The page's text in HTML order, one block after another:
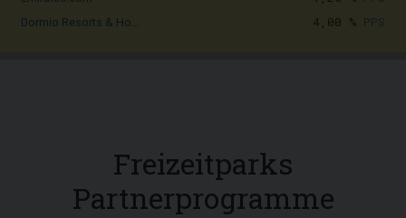
Dormio Resorts & Ho... 4,00 %
Freizeitparks
Partnerprogramme